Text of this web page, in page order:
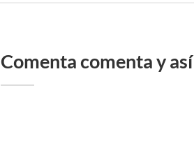
Comenta comenta y